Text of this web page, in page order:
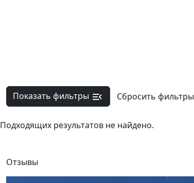
Показать фильтры Сбросить фильтры
Подходящих результатов не найдено.
Отзывы